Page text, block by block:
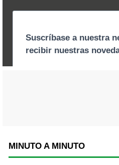
MINUTO A MINUTO